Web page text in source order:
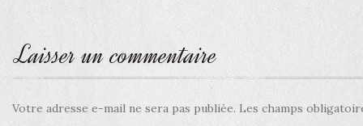
Laisser un commentaire
Votre adresse e-mail ne sera pas publiée. Les champs